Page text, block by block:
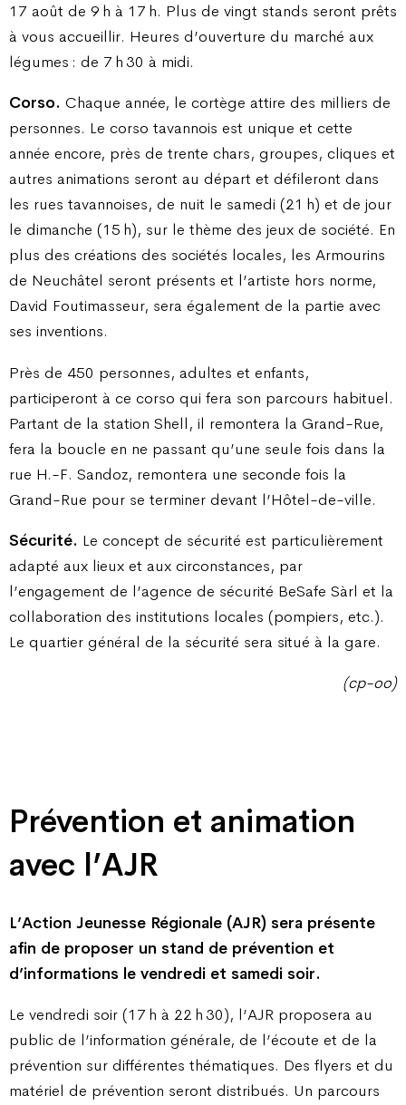
17 août de 9 h à 17 h. Plus de vingt stands seront prêts
à vous accueillir. Heures d’ouverture du marché aux
légumes : de 7 h 30 à midi.
Corso. Chaque année, le cortège attire des milliers de
personnes. Le corso tavannois est unique et cette
année encore, près de trente chars, groupes, cliques et
autres animations seront au départ et défileront dans
les rues tavannoises, de nuit le samedi (21 h) et de jour
le dimanche (15 h), sur le thème des jeux de société. En
plus des créations des sociétés locales, les Armourins
de Neuchâtel seront présents et l’artiste hors norme,
David Foutimasseur, sera également de la partie avec
ses inventions.
Près de 450 personnes, adultes et enfants,
participeront à ce corso qui fera son parcours habituel.
Partant de la station Shell, il remontera la Grand-Rue,
fera la boucle en ne passant qu’une seule fois dans la
rue H.-F. Sandoz, remontera une seconde fois la
Grand-Rue pour se terminer devant l’Hôtel-de-ville.
Sécurité. Le concept de sécurité est particulièrement
adapté aux lieux et aux circonstances, par
l’engagement de l’agence de sécurité BeSafe Sàrl et la
collaboration des institutions locales (pompiers, etc.).
Le quartier général de la sécurité sera situé à la gare.
(cp-oo)
Prévention et animation
avec l’AJR
L’Action Jeunesse Régionale (AJR) sera présente
afin de proposer un stand de prévention et
d’informations le vendredi et samedi soir.
Le vendredi soir (17 h à 22 h 30), l’AJR proposera au
public de l’information générale, de l’écoute et de la
prévention sur différentes thématiques. Des flyers et du
matériel de prévention seront distribués. Un parcours